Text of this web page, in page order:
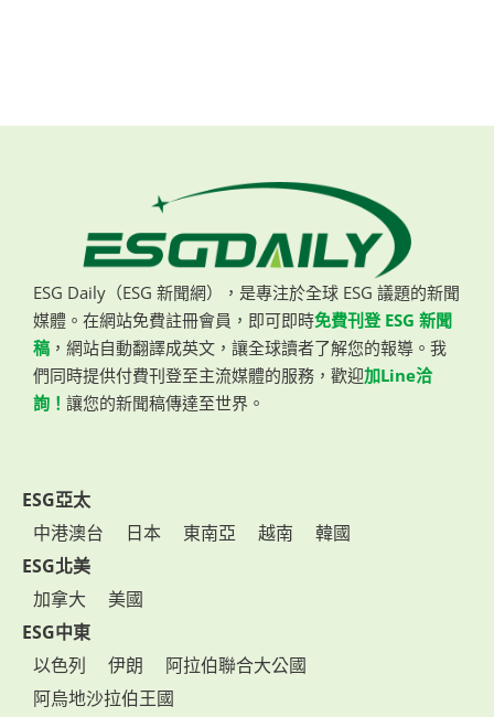
ESG Daily（ESG 新聞網），是專注於全球 ESG 議題的新聞
媒體。在網站免費註冊會員，即可即時免費刊登 ESG 新聞
稿 ，網站自動翻譯成英文，讓全球讀者了解您的報導。我
們同時提供付費刊登至主流媒體的服務，歡迎加Line洽
詢！ 讓您的新聞稿傳達至世界。
ESG亞太
中港澳台
日本 東南亞 越南
韓國
ESG北美
加拿大
美國
ESG中東
以色列
伊朗
阿拉伯聯合大公國
阿烏地沙拉伯王國